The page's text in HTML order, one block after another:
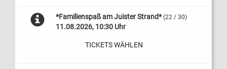
*Familienspaß am Juister Strand* (22 / 30)
11.08.2026, 10:30 Uhr
TICKETS WÄHLEN